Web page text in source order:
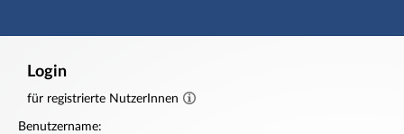
Hauptnavigation
Login
für registrierte NutzerInnen
Benutzername: